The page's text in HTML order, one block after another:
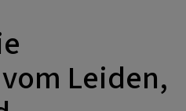
Leiden,